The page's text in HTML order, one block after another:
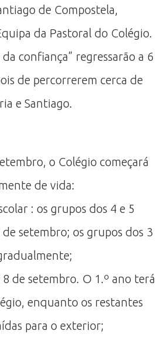
de Compostela,
da Pastoral do Colégio.
confiança” regressarão a 6
de percorrerem cerca de
e Santiago.
o Colégio começará
de vida:
: os grupos dos 4 e 5
setembro; os grupos dos 3
de setembro. O 1.º ano terá
enquanto os restantes
para o exterior;